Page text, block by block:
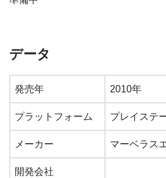
データ
発売年 2010年
プラットフォーム プレイステ
メーカー マーベラス
開発会社